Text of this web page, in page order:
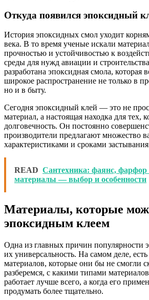
Откуда появился эпоксидный
История эпоксидных смол уходит
века. В то время ученые искали
прочностью и устойчивостью к
среды для нужд авиации и
разработана эпоксидная смола, которая
широкое распространение не только в
но и в быту.
Сегодня эпоксидный клей — это не
материал, а настоящая находка для тех,
долговечность. Он постоянно
производители предлагают множество
характеристиками и сроками
READ Сантехника: фаянс,
материалы — выбор и особенности
Материалы, которые
эпоксидным клеем
Одна из главных причин популярности
их универсальность. На самом деле,
материалов, которые они бы не смогли
разберемся, с какими типами
работает лучше всего, а когда его
продумать более тщательно.